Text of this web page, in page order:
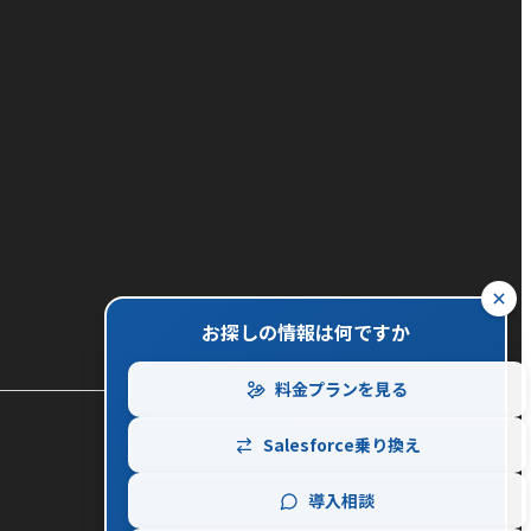
お探しの情報は何ですか
料金プランを見る
Salesforce乗り換え
導入相談
close